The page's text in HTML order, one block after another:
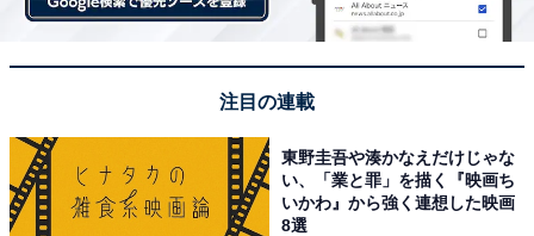
注目の連載
東野圭吾や湊かなえだけじゃな
い、「業と罪」を描く『映画ち
いかわ』から強く連想した映画
8選